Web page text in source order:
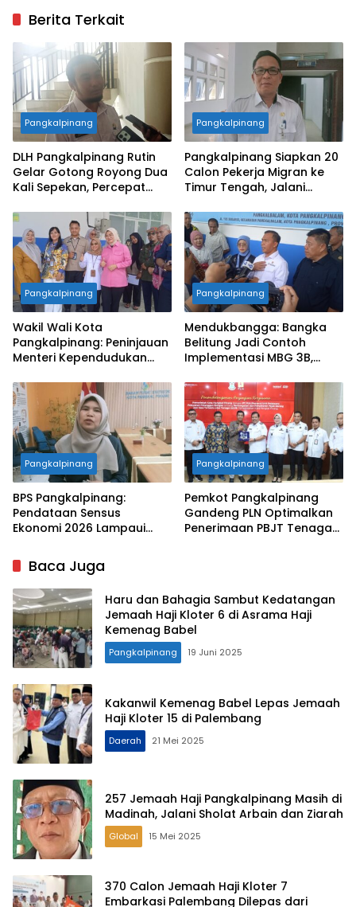
Berita Terkait
Pangkalpinang
DLH Pangkalpinang Rutin
Gelar Gotong Royong Dua
Kali Sepekan, Percepat
Pangkalpinang
Pangkalpinang Siapkan 20
Calon Pekerja Migran ke
Timur Tengah, Jalani
Pangkalpinang
Wakil Wali Kota
Pangkalpinang: Peninjauan
Menteri Kependudukan
Standar Layanan MBG
Pangkalpinang
Mendukbangga: Bangka
Belitung Jadi Contoh
Implementasi MBG 3B,
Balita Terlayani
Pangkalpinang
BPS Pangkalpinang:
Pendataan Sensus
Ekonomi 2026 Lampaui
85 Persen
Pangkalpinang
Pemkot Pangkalpinang
Gandeng PLN Optimalkan
Penerimaan PBJT Tenaga
Baca Juga
Haru dan Bahagia Sambut Kedatangan
Jemaah Haji Kloter 6 di Asrama Haji
Kemenag Babel
Pangkalpinang 19 Juni 2025
Kakanwil Kemenag Babel Lepas Jemaah
Haji Kloter 15 di Palembang
Daerah 21 Mei 2025
257 Jemaah Haji Pangkalpinang Masih di
Madinah, Jalani Sholat Arbain dan Ziarah
Global 15 Mei 2025
370 Calon Jemaah Haji Kloter 7
Embarkasi Palembang Dilepas dari